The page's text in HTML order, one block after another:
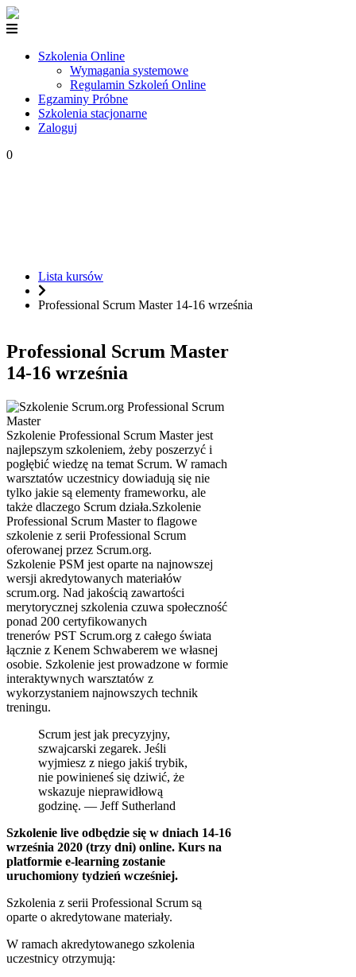
Szkolenia Online
Wymagania systemowe
Regulamin Szkoleń Online
Egzaminy Próbne
Szkolenia stacjonarne
Zaloguj
0
Lista kursów
Professional Scrum Master 14-16 września
Professional Scrum Master
14-16 września
Szkolenie Professional Scrum Master jest
najlepszym szkoleniem, żeby poszerzyć i
pogłębić wiedzę na temat Scrum. W ramach
warsztatów uczestnicy dowiadują się nie
tylko jakie są elementy frameworku, ale
także dlaczego Scrum działa.Szkolenie
Professional Scrum Master to flagowe
szkolenie z serii Professional Scrum
oferowanej przez Scrum.org.
Szkolenie PSM jest oparte na najnowszej
wersji akredytowanych materiałów
scrum.org. Nad jakością zawartości
merytorycznej szkolenia czuwa społeczność
ponad 200 certyfikowanych
trenerów PST Scrum.org z całego świata
łącznie z Kenem Schwaberem we własnej
osobie. Szkolenie jest prowadzone w formie
interaktywnych warsztatów z
wykorzystaniem najnowszych technik
treningu.
Scrum jest jak precyzyjny,
szwajcarski zegarek. Jeśli
wyjmiesz z niego jakiś trybik,
nie powinieneś się dziwić, że
wskazuje nieprawidłową
godzinę. — Jeff Sutherland
Szkolenie live odbędzie się w dniach 14-16
września 2020 (trzy dni) online. Kurs na
platformie e-learning zostanie
uruchomiony tydzień wcześniej.
Szkolenia z serii Professional Scrum są
oparte o akredytowane materiały.
W ramach akredytowanego szkolenia
uczestnicy otrzymują: